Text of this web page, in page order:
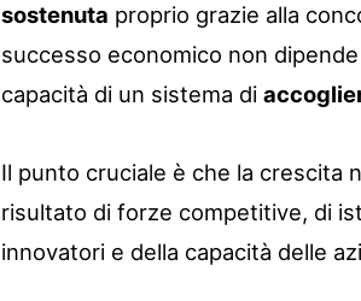
sostenuta proprio grazie alla
successo economico non dipende
capacità di un sistema di
Il punto cruciale è che la crescita
risultato di forze competitive, di
innovatori e della capacità delle